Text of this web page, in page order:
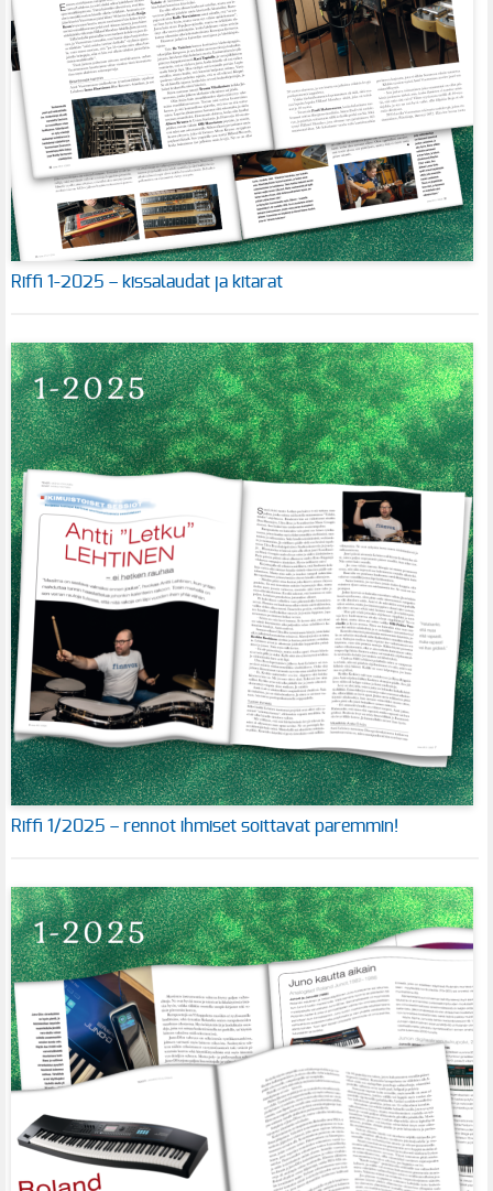
Riffi 1-2025 – kissalaudat ja kitarat
Riffi 1/2025 – rennot ihmiset soittavat paremmin!